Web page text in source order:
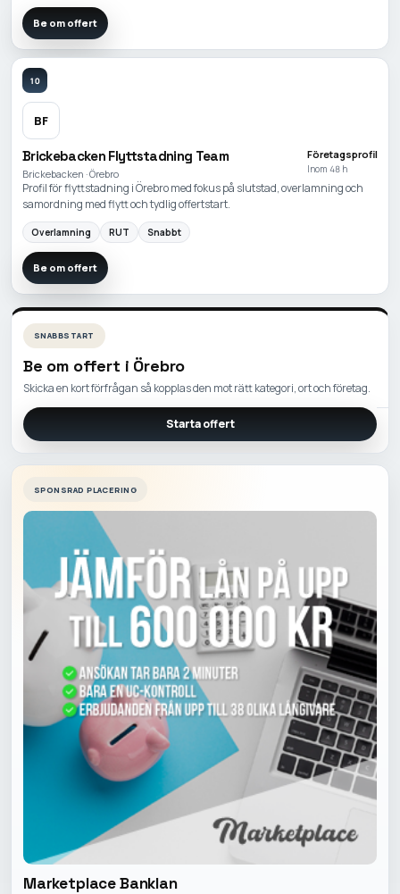
Be om offert
10
BF
Brickebacken Flyttstadning Team
Brickebacken · Örebro
Företagsprofil
Inom 48 h
Profil för flyttstadning i Örebro med fokus på slutstad, overlamning och
samordning med flytt och tydlig offertstart.
Overlamning RUT Snabbt
Be om offert
SNABBSTART
Be om offert i Örebro
Skicka en kort förfrågan så kopplas den mot rätt kategori, ort och företag.
Starta offert
SPONSRAD PLACERING
Marketplace Banklan